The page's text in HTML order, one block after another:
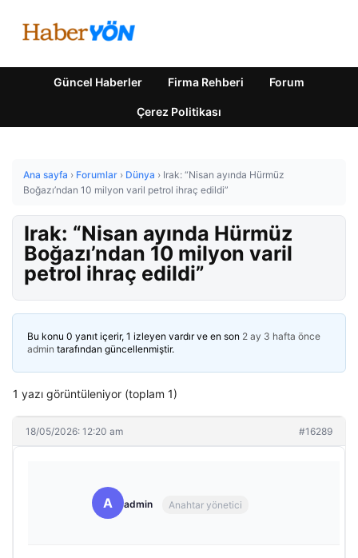
Güncel Haberler Firma Rehberi Forum
Çerez Politikası
Ana sayfa › Forumlar › Dünya › Irak: “Nisan ayında Hürmüz
Boğazı’ndan 10 milyon varil petrol ihraç edildi”
Irak: “Nisan ayında Hürmüz
Boğazı’ndan 10 milyon varil
petrol ihraç edildi”
Bu konu 0 yanıt içerir, 1 izleyen vardır ve en son 2 ay 3 hafta önce
admin tarafından güncellenmiştir.
1 yazı görüntüleniyor (toplam 1)
18/05/2026: 12:20 am #16289
A admin Anahtar yönetici